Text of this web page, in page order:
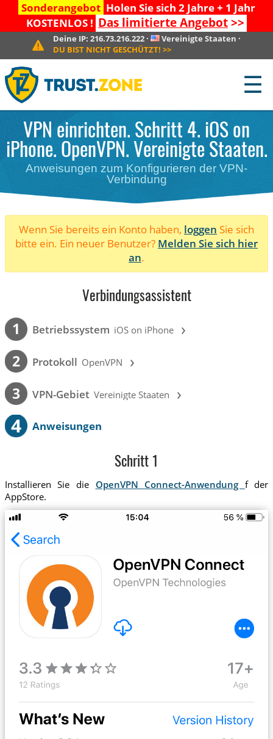
Sonderangebot Holen Sie sich 2 Jahre + 1 Jahr
KOSTENLOS ! Das limitierte Angebot>>
Deine IP: 216.73.216.222· Vereinigte Staaten ·
DU BIST NICHT GESCHÜTZT! >>
☰
VPN einrichten. Schritt 4. iOS on
iPhone. OpenVPN. Vereinigte Staaten.
Anweisungen zum Konfigurieren der VPN-
Verbindung
Wenn Sie bereits ein Konto haben, loggen Sie sich
bitte ein. Ein neuer Benutzer? Melden Sie sich hier
an.
Verbindungsassistent
1 Betriebssystem iOS on iPhone ›
2 Protokoll OpenVPN ›
3 VPN-Gebiet Vereinigte Staaten ›
4 Anweisungen
Schritt 1
Installieren Sie die OpenVPN Connect-Anwendung f der
AppStore.